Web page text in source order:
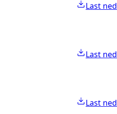
Last ned
Last ned
Last ned